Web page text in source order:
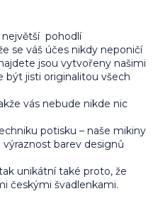
pohodlí
váš účes nikdy neponičí
jsou vytvořeny našimi
být jisti originalitou všech
vás nebude nikde nic
potisku – naše mikiny
barev designů
unikátní také proto, že
českými švadlenkami.